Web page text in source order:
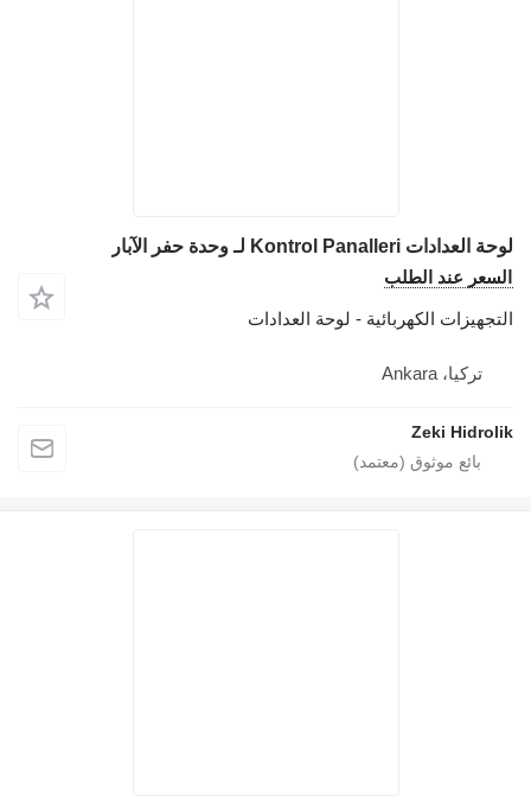
لوحة العدادات Kontrol Panalleri لـ وحدة حفر الآبار
السعر عند الطلب
التجهيزات الكهربائية - لوحة العدادات
تركيا، Ankara
Zeki Hidrolik